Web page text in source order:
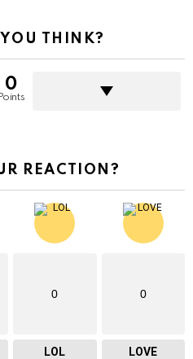
THINK?
0
Points
REACTION?
0
LOL
0
LOVE